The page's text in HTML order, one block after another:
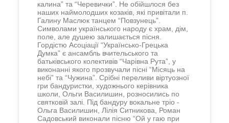
калина” та “Черевички”. Не обійшлося без
наших наймолодших козаків, які привітали п.
Галину Маслюк танцем “Повзунець”.
Символами українського народу є храм, дім,
поле, але душею залишається пісня.
Гордістю Асоціації “Українсько-Грецька
Думка” є ансамбль вчительського та
батьківського колективів “Чарівна Рута”, у
виконанні якого прозвучали пісні “Місяць на
небі” та “Чужина”. Срібні переливи віртуозної
гри бандуристки, художнього керівника
школи, Ольги Василишин, розносились по
святковій залі. Під бандуру вокальне тріо -
Ольга Василишин, Лілія Ситникова, Роман
Садовський виконали пісню “Ой у гаю при